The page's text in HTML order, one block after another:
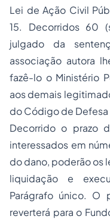
Lei de Ação Civil
15. Decorridos 60
julgado da
associação autora
fazê-lo o Ministério
aos demais
do Código de
Decorrido o prazo
interessados em
do dano, poderão os
liquidação e
Parágrafo único. O
reverterá para o